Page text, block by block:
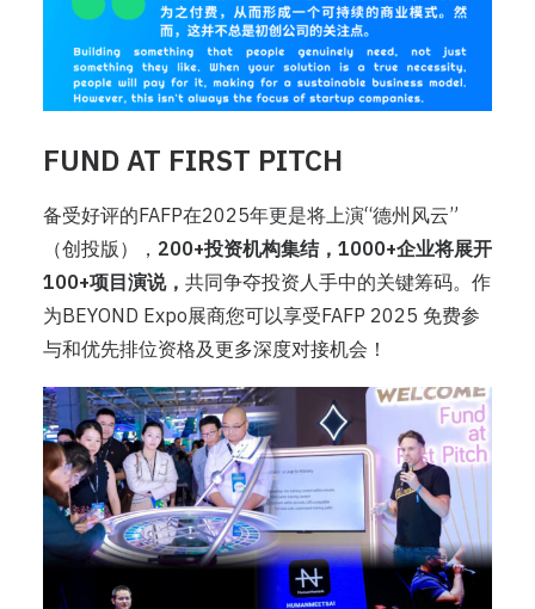
FUND AT FIRST PITCH
备受好评的FAFP在2025年更是将上演“德州风云”
（创投版）， 200+投资机构集结，1000+企业将展开
100+项目演说， 共同争夺投资人手中的关键筹码。作
为BEYOND Expo展商您可以享受FAFP 2025 免费参
与和优先排位资格及更多深度对接机会！